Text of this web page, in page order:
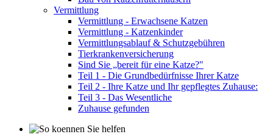
Vermittlung
Vermittlung - Erwachsene Katzen
Vermittlung - Katzenkinder
Vermittlungsablauf & Schutzgebühren
Tierkrankenversicherung
Sind Sie „bereit für eine Katze?"
Teil 1 - Die Grundbedürfnisse Ihrer Katze
Teil 2 - Ihre Katze und Ihr gepflegtes Zuhause:
Teil 3 - Das Wesentliche
Zuhause gefunden